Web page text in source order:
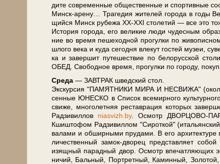
ди­те со­вре­мен­ные об­ще­ствен­ные и спор­тив­ные
Минск-арену… Трагедия жи­те­лей го­ро­да в го­ды
щий­ся Минск ру­бе­жа ХХ-ХХI сто­ле­тий — все это
История го­ро­да, его ве­ли­кие лю­ди чу­дес­ным
ние во вре­мя пе­ше­ход­ной про­гул­ки по
шло­го ве­ка и ку­да се­год­ня вле­кут го­стей му­зеи,
ка и за­вер­шит пу­те­ше­ствие по бе­ло­рус­ской
ОБЕД. Сво­бод­ное вре­мя, про­гул­ки по го­ро­ду,
Сре­да — ЗАВ­ТРАК швед­ский стол.
Экс­кур­сия "ПАМЯТНИКИ МИРА И НЕСВИ­ЖА"
сен­ные ЮНЕСКО в Спи­сок все­мир­но­го
сви­же, мно­го­лет­няя ре­став­ра­ция ко­то­рых
Рад­зи­вил­лов niasvizh.by. Осмотр ДВОРЦОВО-
Кшишто­фом Рад­зи­вил­лом "Си­рот­кой"
ва­ла­ми и об­шир­ны­ми пру­да­ми. В его
ли­чест­вен­ный замок-дворец пред­став­ля­ет
изящ­ный па­рад­ный двор. Осмотр впе­чат­ляю­щих
ни­чий, Баль­ный, Порт­рет­ный, Ка­мин­ный,